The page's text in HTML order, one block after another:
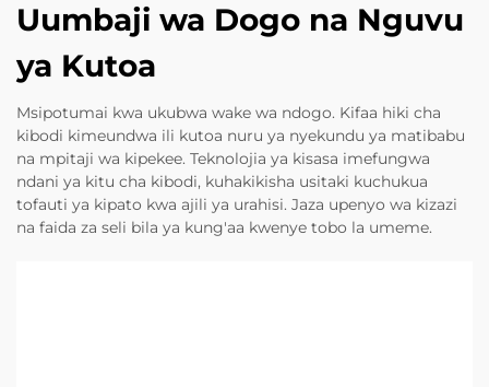
Uumbaji wa Dogo na Nguvu
ya Kutoa
Msipotumai kwa ukubwa wake wa ndogo. Kifaa hiki cha
kibodi kimeundwa ili kutoa nuru ya nyekundu ya matibabu
na mpitaji wa kipekee. Teknolojia ya kisasa imefungwa
ndani ya kitu cha kibodi, kuhakikisha usitaki kuchukua
tofauti ya kipato kwa ajili ya urahisi. Jaza upenyo wa kizazi
na faida za seli bila ya kung'aa kwenye tobo la umeme.